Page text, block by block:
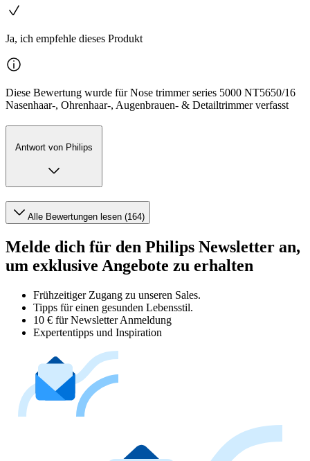
Ja, ich empfehle dieses Produkt
Diese Bewertung wurde für Nose trimmer series 5000 NT5650/16
Nasenhaar-, Ohrenhaar-, Augenbrauen- & Detailtrimmer verfasst
Antwort von Philips
Alle Bewertungen lesen (164)
Melde dich für den Philips Newsletter an,
um exklusive Angebote zu erhalten
Frühzeitiger Zugang zu unseren Sales.
Tipps für einen gesunden Lebensstil.
10 € für Newsletter Anmeldung
Expertentipps und Inspiration